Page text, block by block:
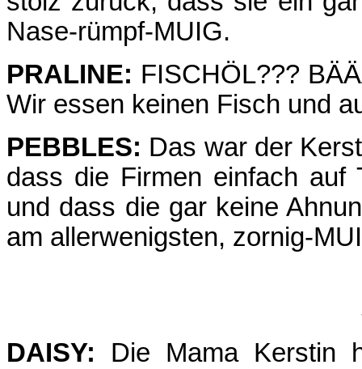
Nase-rümpf-MUIG.
PRALINE: FISCHÖL???
Wir essen keinen Fisch und
PEBBLES: Das war der
dass die Firmen einfach auf
und dass die gar keine
am allerwenigsten, zornig-
DAISY: Die Mama Kerstin